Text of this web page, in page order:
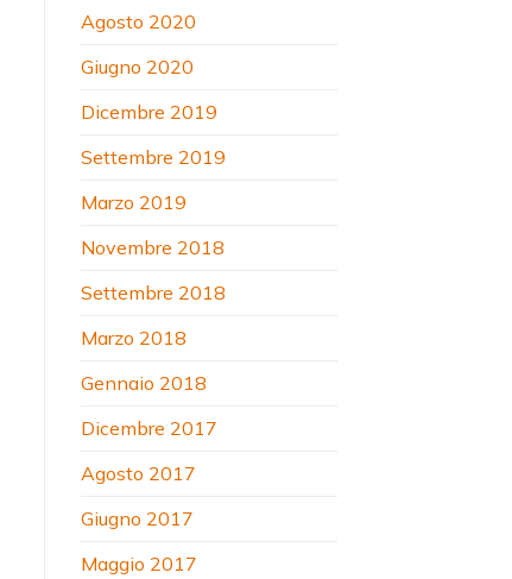
Agosto 2020
Giugno 2020
Dicembre 2019
Settembre 2019
Marzo 2019
Novembre 2018
Settembre 2018
Marzo 2018
Gennaio 2018
Dicembre 2017
Agosto 2017
Giugno 2017
Maggio 2017